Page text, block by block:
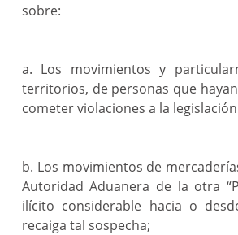
sobre:
a. Los movimientos y
territorios, de personas que
cometer violaciones a la
b. Los movimientos de
Autoridad Aduanera de la otra
ilícito considerable hacia o
recaiga tal sospecha;